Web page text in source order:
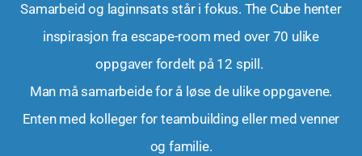
Samarbeid og laginnsats står i fokus. The Cube henter
inspirasjon fra escape-room med over 70 ulike
oppgaver fordelt på 12 spill.
Man må samarbeide for å løse de ulike oppgavene.
Enten med kolleger for teambuilding eller med venner
og familie.